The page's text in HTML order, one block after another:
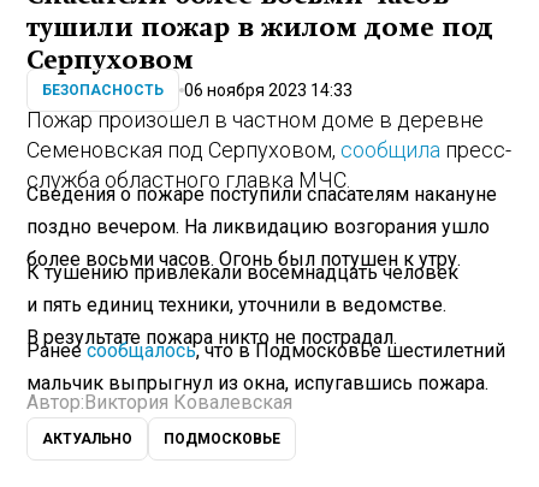
тушили пожар в жилом доме под
Серпуховом
БЕЗОПАСНОСТЬ 06 ноября 2023 14:33
Пожар произошел в частном доме в деревне
Семеновская под Серпуховом, сообщила пресс-
служба областного главка МЧС.
Сведения о пожаре поступили спасателям накануне
поздно вечером. На ликвидацию возгорания ушло
более восьми часов. Огонь был потушен к утру.
К тушению привлекали восемнадцать человек
и пять единиц техники, уточнили в ведомстве.
В результате пожара никто не пострадал.
Ранеесообщалось, что в Подмосковье шестилетний
мальчик выпрыгнул из окна, испугавшись пожара.
Автор: Виктория Ковалевская
АКТУАЛЬНО ПОДМОСКОВЬЕ